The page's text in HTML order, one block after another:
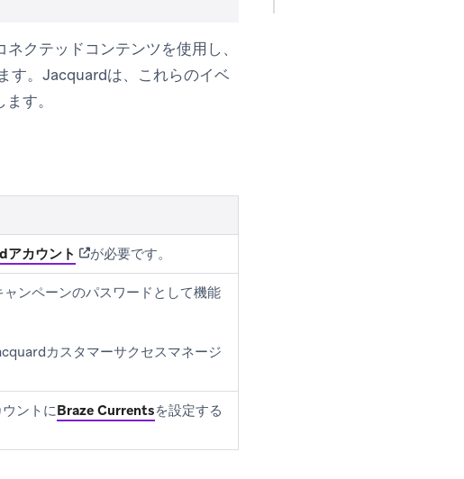
クテッドコンテンツを使用し、
す。Jacquardは、これらのイベ
す。
カウント (opens in new tab)
が必要です。
ンペーンのパスワードとして機能
カスタマーサクセスマネージ
ントにBraze Currentsを設定する